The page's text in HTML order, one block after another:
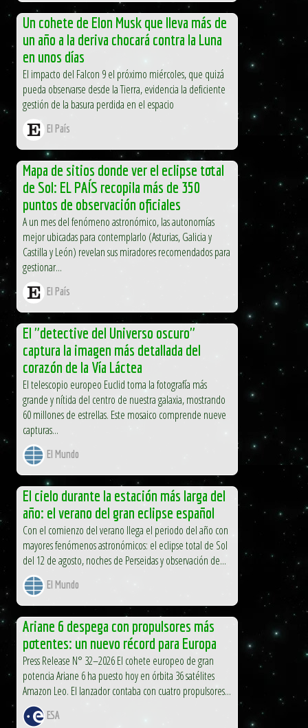
Un cohete de Elon Musk que lleva más de
un año a la deriva chocará contra la Luna
en unos días
El impacto del Falcon 9 el próximo miércoles, que quizá
pueda observarse desde la Tierra, evidencia la deficiente
gestión de la basura perdida en el espacio
El País
Mapa de sitios donde ver el eclipse total
de Sol: EL PAÍS recopila más de 350
puntos de observación oficiales
A un mes del fenómeno astronómico, las autonomías
mejor ubicadas para contemplarlo (Asturias, Galicia y
Castilla y León) revelan sus miradores recomendados para
gestionar...
El País
El "detective del Universo oscuro"
captura la imagen más detallada del
corazón de la Vía Láctea
El telescopio europeo Euclid toma la fotografía más
grande y nítida del centro de nuestra galaxia, mostrando
60 millones de estrellas. Este mosaico comprende nueve
capturas...
El Mundo
El cielo durante la estación más larga del
año: el verano del gran eclipse español
Con el comienzo del verano llega el periodo del año con
mayores fenómenos astronómicos: el eclipse total de Sol
del 12 de agosto, noches de Perseidas y observación de...
El Mundo
Ariane 6 despega con propulsores más
potentes: un nuevo récord para Europa
Press Release N° 32–2026 El cohete europeo de gran
potencia Ariane 6 ha puesto hoy en órbita 36 satélites
Amazon Leo. El lanzador contaba con cuatro propulsores...
ESA